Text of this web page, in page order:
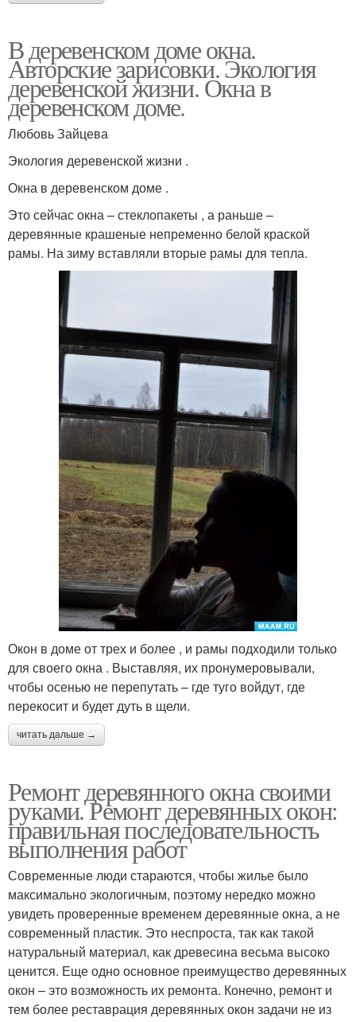
В деревенском доме окна.
Авторские зарисовки. Экология
деревенской жизни. Окна в
деревенском доме.
Любовь Зайцева
Экология деревенской жизни .
Окна в деревенском доме .
Это сейчас окна – стеклопакеты , а раньше –
деревянные крашеные непременно белой краской
рамы. На зиму вставляли вторые рамы для тепла.
Окон в доме от трех и более , и рамы подходили только
для своего окна . Выставляя, их пронумеровывали,
чтобы осенью не перепутать – где туго войдут, где
перекосит и будет дуть в щели.
читать дальше →
Ремонт деревянного окна своими
руками. Ремонт деревянных окон:
правильная последовательность
выполнения работ
Современные люди стараются, чтобы жилье было
максимально экологичным, поэтому нередко можно
увидеть проверенные временем деревянные окна, а не
современный пластик. Это неспроста, так как такой
натуральный материал, как древесина весьма высоко
ценится. Еще одно основное преимущество деревянных
окон – это возможность их ремонта. Конечно, ремонт и
тем более реставрация деревянных окон задачи не из